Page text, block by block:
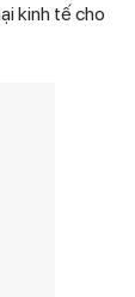
kinh tế cho